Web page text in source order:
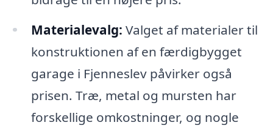
Materialevalg: Valget af materialer til
konstruktionen af en færdigbygget
garage i Fjenneslev påvirker også
prisen. Træ, metal og mursten har
forskellige omkostninger, og nogle